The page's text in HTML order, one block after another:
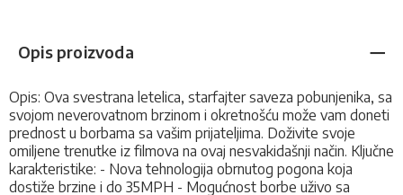
Opis proizvoda
Opis: Ova svestrana letelica, starfajter saveza pobunjenika, sa
svojom neverovatnom brzinom i okretnošću može vam doneti
prednost u borbama sa vašim prijateljima. Doživite svoje
omiljene trenutke iz filmova na ovaj nesvakidašnji način. Ključne
karakteristike: - Nova tehnologija obrnutog pogona koja
dostiže brzine i do 35MPH - Mogućnost borbe uživo sa